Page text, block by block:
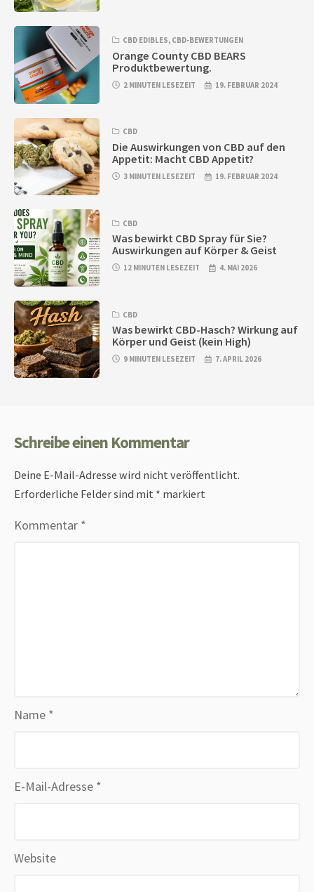
CBD EDIBLES, CBD-BEWERTUNGEN
Orange County CBD BEARS
Produktbewertung.
2 MINUTEN LESEZEIT 19. FEBRUAR 2024
CBD
Die Auswirkungen von CBD auf den
Appetit: Macht CBD Appetit?
3 MINUTEN LESEZEIT 19. FEBRUAR 2024
CBD
Was bewirkt CBD Spray für Sie?
Auswirkungen auf Körper & Geist
12 MINUTEN LESEZEIT 4. MAI 2026
CBD
Was bewirkt CBD-Hasch? Wirkung auf
Körper und Geist (kein High)
9 MINUTEN LESEZEIT 7. APRIL 2026
Schreibe einen Kommentar
Deine E-Mail-Adresse wird nicht veröffentlicht.
Erforderliche Felder sind mit * markiert
Kommentar *
Name *
E-Mail-Adresse *
Website